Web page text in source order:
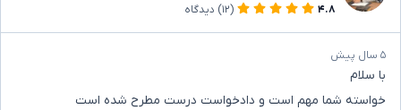
۴.۸
(۱۲) دیدگاه
۵ سال پیش
با سلام
خواسته شما مهم است و دادخواست درست مطرح شده است